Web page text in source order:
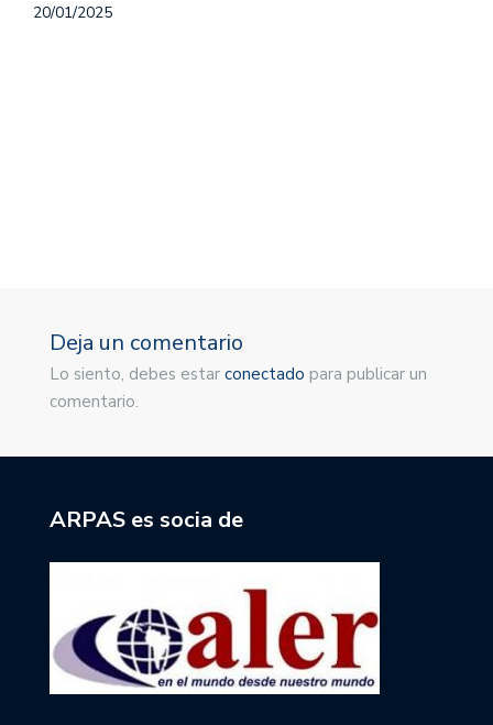
20/01/2025
Deja un comentario
Lo siento, debes estar conectado para publicar un
comentario.
ARPAS es socia de